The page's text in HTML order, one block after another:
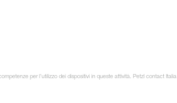
per l’utilizzo dei dispositivi in queste attività. Petzl contact Italia